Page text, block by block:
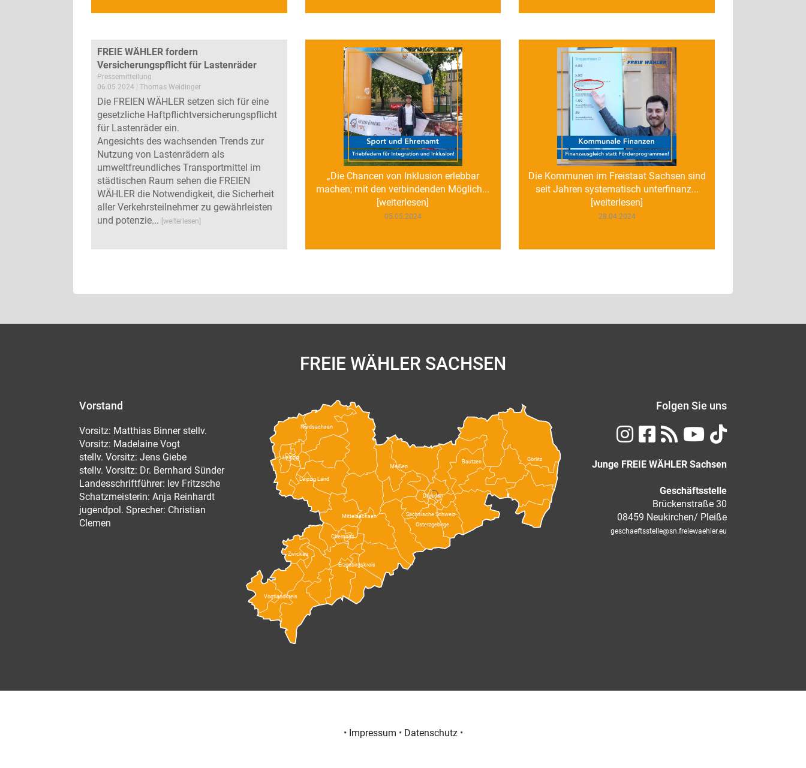
FREIE WÄHLER fordern
Versicherungspflicht für Lastenräder
Pressemitteilung
06.05.2024 | Thomas Weidinger
Die FREIEN WÄHLER setzen sich für eine
gesetzliche Haftpflichtversicherungspflicht
für Lastenräder ein.
Angesichts des wachsenden Trends zur
Nutzung von Lastenrädern als
umweltfreundliches Transportmittel im
städtischen Raum sehen die FREIEN
WÄHLER die Notwendigkeit, die Sicherheit
aller Verkehrsteilnehmer zu gewährleisten
und potenzie... [weiterlesen]
„Die Chancen von Inklusion erlebbar
machen; mit den verbindenden Möglich...
[weiterlesen]
05.05.2024
Die Kommunen im Freistaat Sachsen sind
seit Jahren systematisch unterfinanz...
[weiterlesen]
28.04.2024
FREIE WÄHLER SACHSEN
Vorstand
Vorsitz: Matthias Binner stellv.
Vorsitz: Madelaine Vogt
stellv. Vorsitz: Jens Giebe
stellv. Vorsitz: Dr. Bernhard Sünder
Landesschriftführer: Iev Fritzsche
Schatzmeisterin: Anja Reinhardt
jugendpol. Sprecher: Christian
Clemen
Bautzen Görlitz
Leipzig
Leipzig Land
Meißen
Erzgebirgskreis
Mittelsachsen
Nordsachsen
Osterzgebirge
Sächsische Schweiz-
Vogtlandkreis
Zwickau
Dresden
Chemnitz
Folgen Sie uns
Junge FREIE WÄHLER Sachsen
Geschäftsstelle
Brückenstraße 30
08459 Neukirchen/ Pleiße
geschaeftsstelle@sn.freiewaehler.eu
• Impressum • Datenschutz •